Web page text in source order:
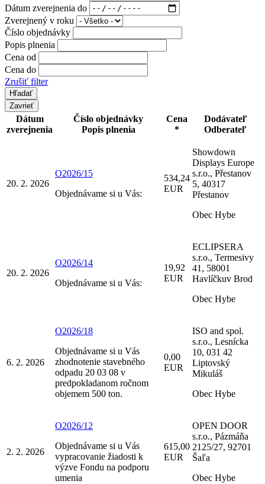
Dátum zverejnenia do
Zverejnený v roku
Číslo objednávky
Popis plnenia
Cena od
Cena do
Zrušiť filter
Zavrieť
Dátum
zverejnenia
Číslo objednávky
Popis plnenia
Cena
*
Dodávateľ
Odberateľ
20. 2. 2026
O2026/15
Objednávame si u Vás:
534,24
EUR
Showdown
Displays Europe
s.r.o., Přestanov
5, 40317
Přestanov
Obec Hybe
20. 2. 2026
O2026/14
Objednávame si u Vás:
19,92
EUR
ECLIPSERA
s.r.o., Termesivy
41, 58001
Havlíčkuv Brod
Obec Hybe
6. 2. 2026
O2026/18
Objednávame si u Vás
zhodnotenie stavebného
odpadu 20 03 08 v
predpokladanom ročnom
objemem 500 ton.
0,00
EUR
ISO and spol.
s.r.o., Lesnícka
10, 031 42
Liptovský
Mikuláš
Obec Hybe
2. 2. 2026
O2026/12
Objednávame si u Vás
vypracovanie žiadosti k
výzve Fondu na podporu
umenia
615,00
EUR
OPEN DOOR
s.r.o., Pázmáňa
2125/27, 92701
Šaľa
Obec Hybe